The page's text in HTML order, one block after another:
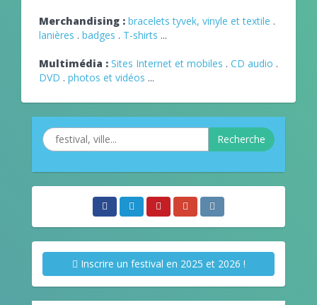
Merchandising : bracelets tyvek, vinyle et textile .
lanières . badges . T-shirts ...
Multimédia : Sites Internet et mobiles . CD audio .
DVD . photos et vidéos ...
Recherche
Inscrire un festival en 2025 et 2026 !